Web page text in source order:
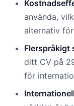
använda,
alternativ
Flerspråkigt
ditt CV på
för